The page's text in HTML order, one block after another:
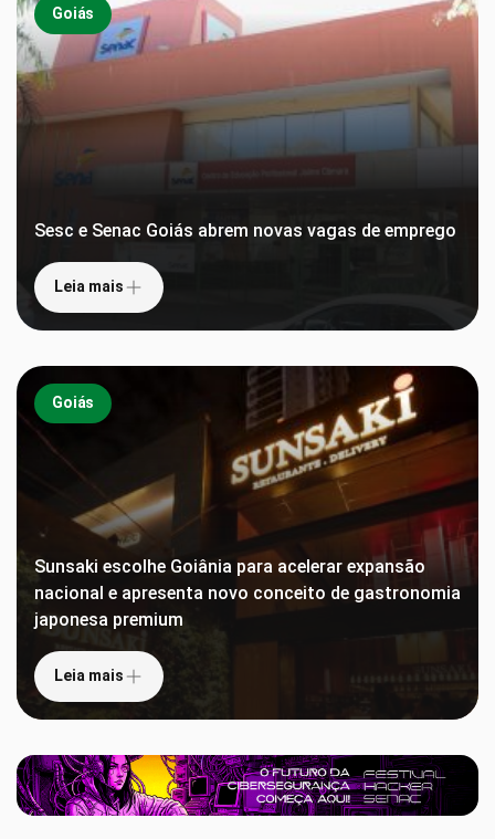
Goiás
Sesc e Senac Goiás abrem novas vagas de emprego
Leia mais
Goiás
Sunsaki escolhe Goiânia para acelerar expansão
nacional e apresenta novo conceito de gastronomia
japonesa premium
Leia mais